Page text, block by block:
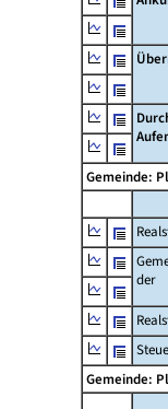
Gemeinde:
der
Gemeinde: